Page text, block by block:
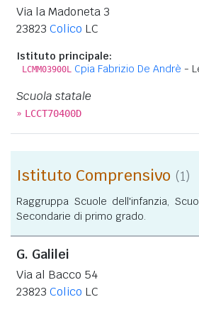
Via la Madoneta 3
23823 Colico LC
Istituto principale:
LCMM03900L Cpia Fabrizio De Andrè -
Scuola statale
» LCCT70400D
Istituto Comprensivo (1)
Raggruppa Scuole dell'infanzia,
Secondarie di primo grado.
G. Galilei
Via al Bacco 54
23823 Colico LC